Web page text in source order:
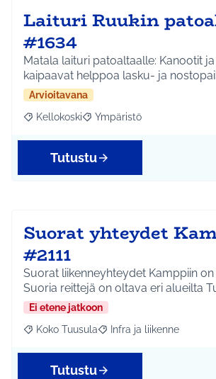
Laituri Ruukin
#1634
Matala laituri patoaltaalle: Kanootit
kaipaavat helppoa lasku- ja
Arvioitavana
Rajaa tulokset aihepiirin mukaan:
Kellokoski Rajaa tulokset teeman
Ympäristö
Tutustu
Suorat yhteydet
#2111
Suorat liikenneyhteydet Kamppiin
Suoria reittejä on oltava eri alueilta
Ei etene jatkoon
Rajaa tulokset aihepiirin mukaan: Koko
Koko Tuusula Rajaa tulokset teeman
Infra ja liikenne
Tutustu